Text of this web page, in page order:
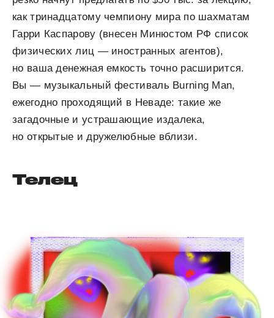
как тринадцатому чемпиону мира по шахматам
Гарри Каспарову (внесен Минюстом РФ список
физических лиц — иностранных агентов),
но ваша денежная емкость точно расширится.
Вы — музыкальный фестиваль Burning Man,
ежегодно проходящий в Неваде: такие же
загадочные и устрашающие издалека,
но открытые и дружелюбные вблизи.
Телец